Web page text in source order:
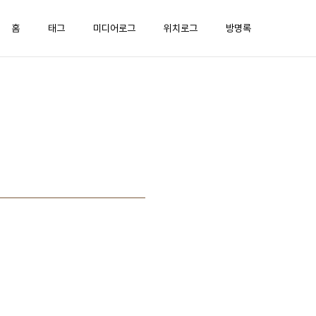
홈 태그 미디어로그 위치로그 방명록